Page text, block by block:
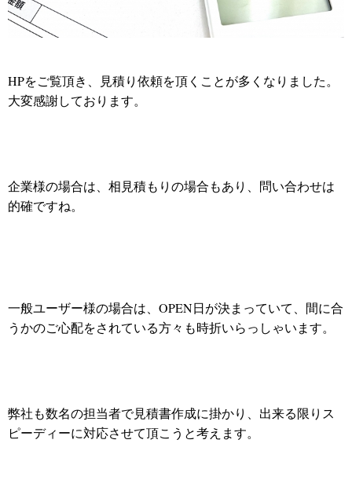
HPをご覧頂き、見積り依頼を頂くことが多くなりました。
大変感謝しております。
企業様の場合は、相見積もりの場合もあり、問い合わせは
的確ですね。
一般ユーザー様の場合は、OPEN日が決まっていて、間に合
うかのご心配をされている方々も時折いらっしゃいます。
弊社も数名の担当者で見積書作成に掛かり、出来る限りス
ピーディーに対応させて頂こうと考えます。